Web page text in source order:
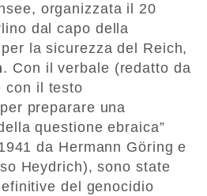
organizzata il 20
dal capo della
la sicurezza del Reich,
. Con il verbale (redatto da
con il testo
preparare una
questione ebraica”
da Hermann Göring e
Heydrich), sono state
del genocidio